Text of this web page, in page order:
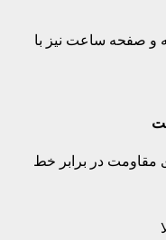
و صفحه ساعت نیز با
مقاومت در برابر خط